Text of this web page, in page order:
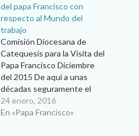
del papa Francisco con
respecto al Mundo del
trabajo
Comisión Diocesana de
Catequesis para la Visita del
Papa Francisco Diciembre
del 2015 De aquí a unas
décadas seguramente el
pontificado del Papa
Francisco será reconocido
24 enero, 2016
En «Papa Francisco»